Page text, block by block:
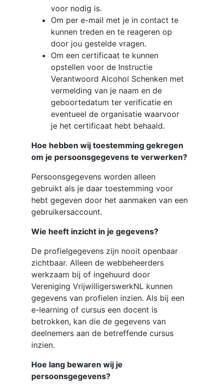
voor nodig is.
Om per e-mail met je in contact te
kunnen treden en te reageren op
door jou gestelde vragen.
Om een certificaat te kunnen
opstellen voor de Instructie
Verantwoord Alcohol Schenken met
vermelding van je naam en de
geboortedatum ter verificatie en
eventueel de organisatie waarvoor
je het certificaat hebt behaald.
Hoe hebben wij toestemming gekregen
om je persoonsgegevens te verwerken?
Persoonsgegevens worden alleen
gebruikt als je daar toestemming voor
hebt gegeven door het aanmaken van een
gebruikersaccount.
Wie heeft inzicht in je gegevens?
De profielgegevens zijn nooit openbaar
zichtbaar. Alleen de webbeheerders
werkzaam bij of ingehuurd door
Vereniging VrijwilligerswerkNL kunnen
gegevens van profielen inzien. Als bij een
e-learning of cursus een docent is
betrokken, kan die de gegevens van
deelnemers aan de betreffende cursus
inzien.
Hoe lang bewaren wij je
persoonsgegevens?